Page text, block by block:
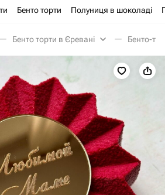
Бенто торти Полуниця в шоколаді
Бенто торти в Єревані Бенто-